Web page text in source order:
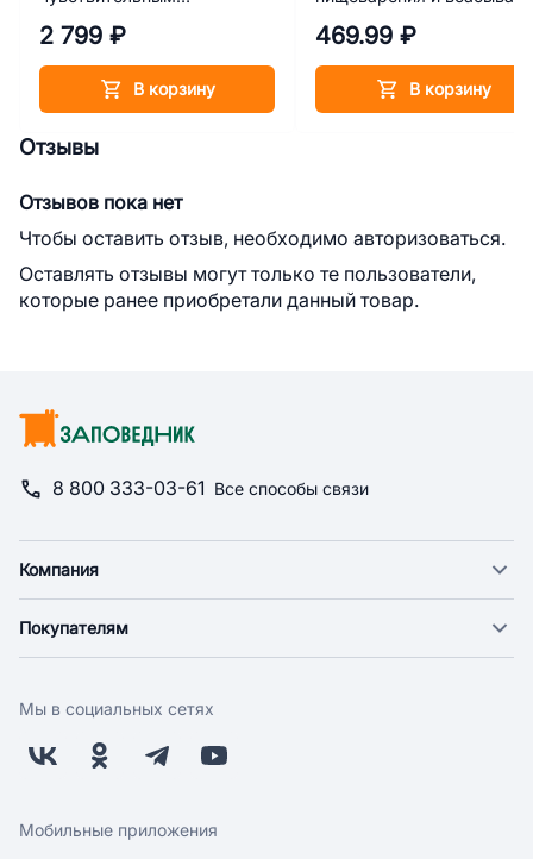
Sensitive Mini Lamb с
2 799 ₽
В корзину
(мальабсорбция/
Life Gastrointestinal 300 г
469.99 ₽
В корзину
Отзывы
Отзывов пока нет
Чтобы оставить отзыв, необходимо авторизоваться.
Оставлять отзывы могут только те пользователи,
которые ранее приобретали данный товар.
8 800 333-03-61 Все способы связи
Компания
Новости
Поставщикам
Заводчикам
Обратная связь
Покупателям
Оплата
Бонусная программа
Скидки и акции
Мы в социальных сетях
Мобильные приложения